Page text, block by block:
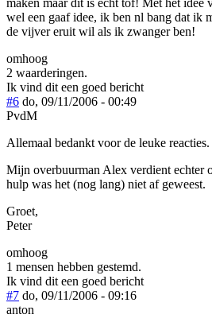
wel een gaaf idee, ik ben nl bang dat ik
de vijver eruit wil als ik zwanger ben!
omhoog
2 waarderingen.
Ik vind dit een goed bericht
#6 do, 09/11/2006 - 00:49
PvdM
Allemaal bedankt voor de leuke reacties.
Mijn overbuurman Alex verdient echter
hulp was het (nog lang) niet af geweest.
Groet,
Peter
omhoog
1 mensen hebben gestemd.
Ik vind dit een goed bericht
#7 do, 09/11/2006 - 09:16
anton